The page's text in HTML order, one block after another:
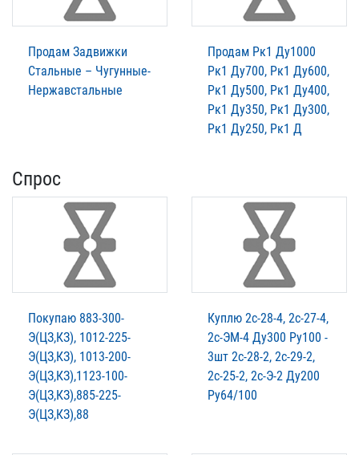
Продам Задвижки
Стальные – Чугунные-
Нержавстальные
Продам Рк1 Ду1000
Рк1 Ду700, Рк1 Ду600,
Рк1 Ду500, Рк1 Ду400,
Рк1 Ду350, Рк1 Ду300,
Рк1 Ду250, Рк1 Д
Спрос
Покупаю 883-300-
Э(ЦЗ,КЗ), 1012-225-
Э(ЦЗ,КЗ), 1013-200-
Э(ЦЗ,КЗ),1123-100-
Э(ЦЗ,КЗ),885-225-
Э(ЦЗ,КЗ),88
Куплю 2с-28-4, 2с-27-4,
2с-ЭМ-4 Ду300 Ру100 -
3шт 2с-28-2, 2с-29-2,
2с-25-2, 2с-Э-2 Ду200
Ру64/100